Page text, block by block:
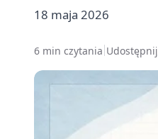
18 maja 2026
6 min czytania Udostępnij